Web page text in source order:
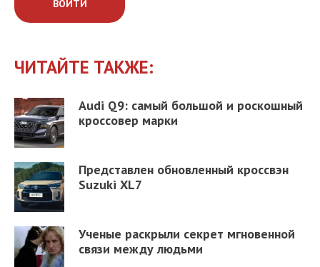
ВОЙТИ
ЧИТАЙТЕ ТАКЖЕ:
Audi Q9: самый большой и роскошный
кроссовер марки
Представлен обновленный кроссвэн
Suzuki XL7
Ученые раскрыли секрет мгновенной
связи между людьми